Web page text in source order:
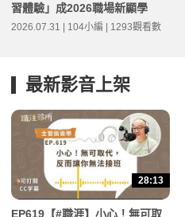
習體驗」成2026職場新顯學
2026.07.31 | 104小編 | 1293觀看數
最新影音上架
28:13
EP619【#職涯】小心！無可取